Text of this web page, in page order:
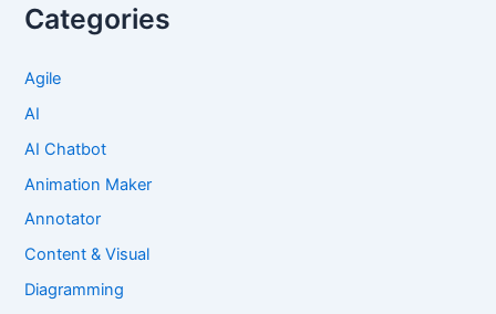
Categories
Agile
AI
AI Chatbot
Animation Maker
Annotator
Content & Visual
Diagramming